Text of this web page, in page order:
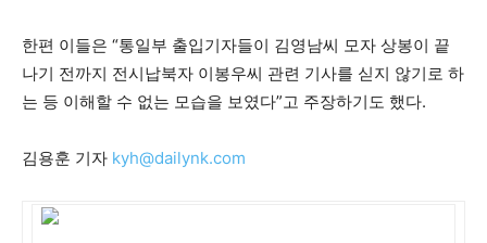
한편 이들은 “통일부 출입기자들이 김영남씨 모자 상봉이 끝
나기 전까지 전시납북자 이봉우씨 관련 기사를 싣지 않기로 하
는 등 이해할 수 없는 모습을 보였다”고 주장하기도 했다.
김용훈 기자 kyh@dailynk.com